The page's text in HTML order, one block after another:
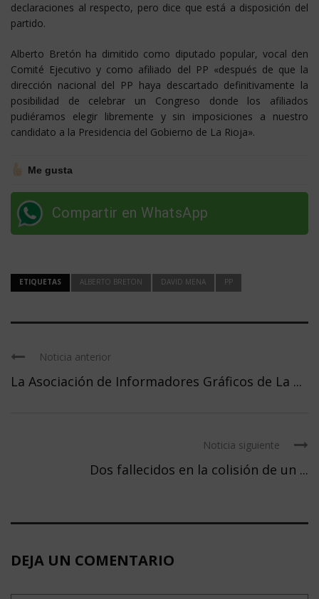
declaraciones al respecto, pero dice que está a disposición del
partido.
Alberto Bretón ha dimitido como diputado popular, vocal den
Comité Ejecutivo y como afiliado del PP «después de que la
dirección nacional del PP haya descartado definitivamente la
posibilidad de celebrar un Congreso donde los afiliados
pudiéramos elegir libremente y sin imposiciones a nuestro
candidato a la Presidencia del Gobierno de La Rioja».
Me gusta
Compartir en WhatsApp
ETIQUETAS ALBERTO BRETON DAVID MENA PP
Noticia anterior
La Asociación de Informadores Gráficos de La ...
Noticia siguiente
Dos fallecidos en la colisión de un ...
DEJA UN COMENTARIO